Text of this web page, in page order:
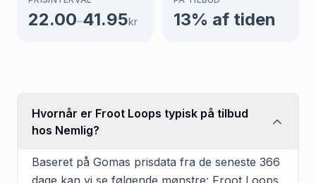
22.00–41.95kr 13% af tiden
Hvornår er Froot Loops typisk på tilbud
hos Nemlig?
Baseret på Gomas prisdata fra de seneste 366
dage kan vi se følgende mønstre: Froot Loops